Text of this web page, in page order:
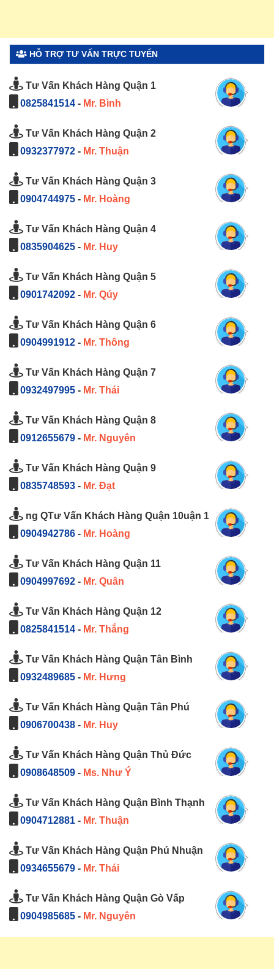
HỖ TRỢ TƯ VẤN TRỰC TUYẾN
Tư Vấn Khách Hàng Quận 1
0825841514 - Mr. Bình
Tư Vấn Khách Hàng Quận 2
0932377972 - Mr. Thuận
Tư Vấn Khách Hàng Quận 3
0904744975 - Mr. Hoàng
Tư Vấn Khách Hàng Quận 4
0835904625 - Mr. Huy
Tư Vấn Khách Hàng Quận 5
0901742092 - Mr. Qúy
Tư Vấn Khách Hàng Quận 6
0904991912 - Mr. Thông
Tư Vấn Khách Hàng Quận 7
0932497995 - Mr. Thái
Tư Vấn Khách Hàng Quận 8
0912655679 - Mr. Nguyên
Tư Vấn Khách Hàng Quận 9
0835748593 - Mr. Đạt
ng QTư Vấn Khách Hàng Quận 10uận 1
0904942786 - Mr. Hoàng
Tư Vấn Khách Hàng Quận 11
0904997692 - Mr. Quân
Tư Vấn Khách Hàng Quận 12
0825841514 - Mr. Thắng
Tư Vấn Khách Hàng Quận Tân Bình
0932489685 - Mr. Hưng
Tư Vấn Khách Hàng Quận Tân Phú
0906700438 - Mr. Huy
Tư Vấn Khách Hàng Quận Thủ Đức
0908648509 - Ms. Như Ý
Tư Vấn Khách Hàng Quận Bình Thạnh
0904712881 - Mr. Thuận
Tư Vấn Khách Hàng Quận Phú Nhuận
0934655679 - Mr. Thái
Tư Vấn Khách Hàng Quận Gò Vấp
0904985685 - Mr. Nguyên